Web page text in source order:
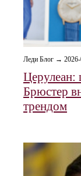
Леди Блог →
Церулеан:
Брюстер
трендом